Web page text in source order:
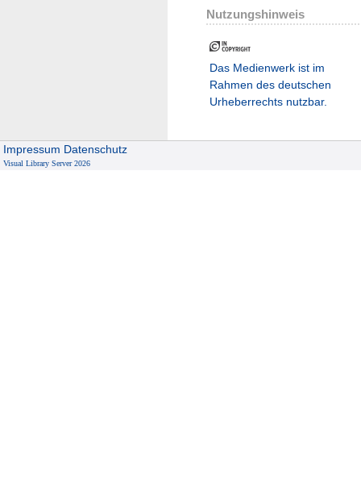
Nutzungshinweis
Das Medienwerk ist im
Rahmen des deutschen
Urheberrechts nutzbar.
Impressum Datenschutz
Visual Library Server 2026